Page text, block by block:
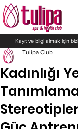
Kayıt ve bilgi almak için bizi
Kadınlığı
Tulipa Club